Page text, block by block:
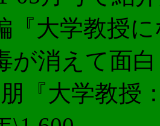
『大学教授
が消えて面
『大学教授